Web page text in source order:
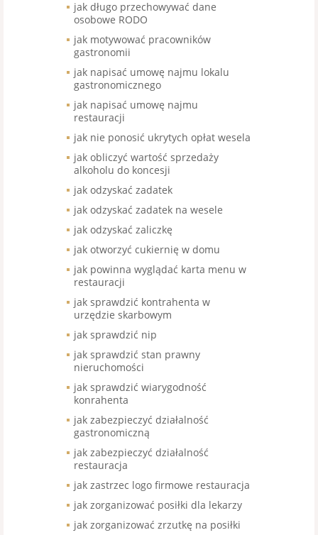
jak długo przechowywać dane
osobowe RODO
jak motywować pracowników
gastronomii
jak napisać umowę najmu lokalu
gastronomicznego
jak napisać umowę najmu
restauracji
jak nie ponosić ukrytych opłat wesela
jak obliczyć wartość sprzedaży
alkoholu do koncesji
jak odzyskać zadatek
jak odzyskać zadatek na wesele
jak odzyskać zaliczkę
jak otworzyć cukiernię w domu
jak powinna wyglądać karta menu w
restauracji
jak sprawdzić kontrahenta w
urzędzie skarbowym
jak sprawdzić nip
jak sprawdzić stan prawny
nieruchomości
jak sprawdzić wiarygodność
konrahenta
jak zabezpieczyć działalność
gastronomiczną
jak zabezpieczyć działalność
restauracja
jak zastrzec logo firmowe restauracja
jak zorganizować posiłki dla lekarzy
jak zorganizować zrzutkę na posiłki